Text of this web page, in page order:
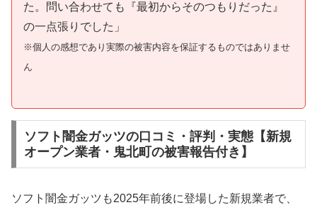
た。問い合わせても『最初からそのつもりだった』
の一点張りでした」
※個人の感想であり実際の被害内容を保証するものではありませ
ん
ソフト闇金ガッツの口コミ・評判・実態【新規
オープン業者・鬼北町の被害報告付き】
ソフト闇金ガッツも2025年前後に登場した新規業者で、